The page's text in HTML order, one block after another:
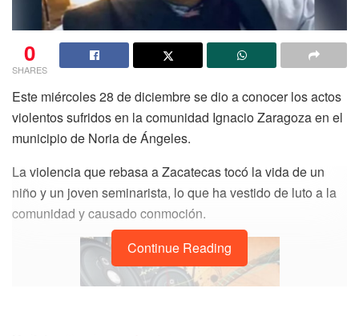
0
SHARES
Este miércoles 28 de diciembre se dio a conocer los actos
violentos sufridos en la comunidad Ignacio Zaragoza en el
municipio de Noria de Ángeles.
La violencia que rebasa a Zacatecas tocó la vida de un
niño y un joven seminarista, lo que ha vestido de luto a la
comunidad y causado conmoción.
Continue Reading